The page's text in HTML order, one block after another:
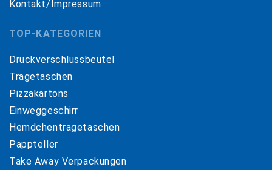
Kontakt/Impressum
TOP-KATEGORIEN
Druckverschlussbeutel
Tragetaschen
Pizzakartons
Einweggeschirr
Hemdchentragetaschen
Pappteller
Take Away Verpackungen